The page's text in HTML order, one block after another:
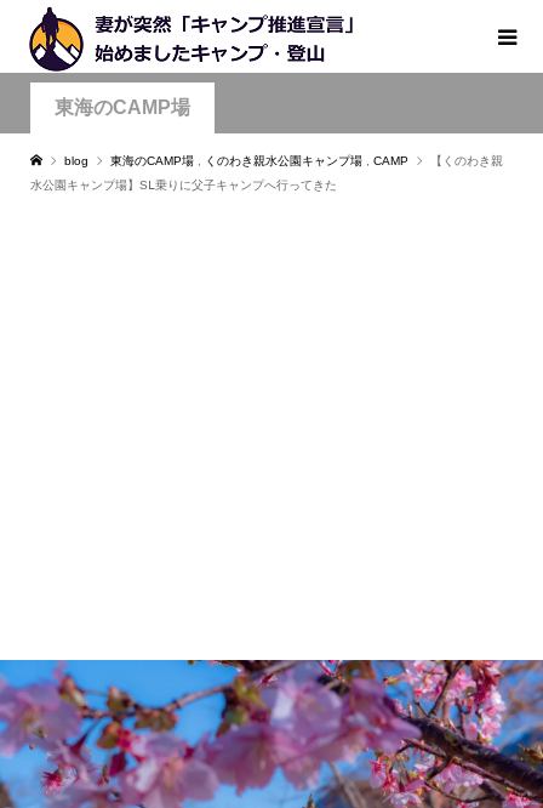
東海のCAMP場
blog 東海のCAMP場 くのわき親水公園キャンプ場 CAMP
【くのわき親
水公園キャンプ場】SⅬ乗りに父子キャンプへ行ってきた